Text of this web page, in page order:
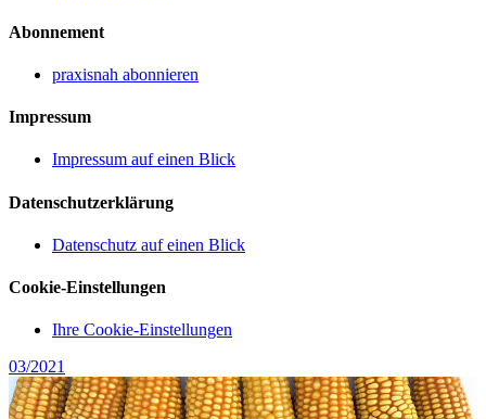
Abonnement
praxisnah abonnieren
Impressum
Impressum auf einen Blick
Datenschutzerklärung
Datenschutz auf einen Blick
Cookie-Einstellungen
Ihre Cookie-Einstellungen
03/2021